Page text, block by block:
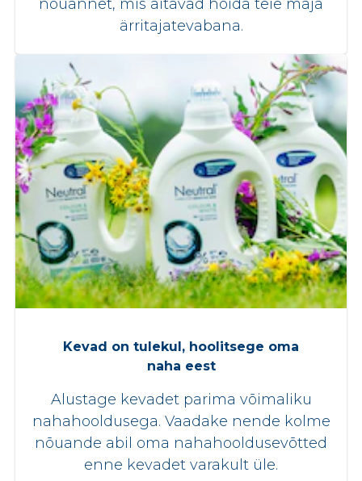
nõuannet, mis aitavad hoida teie maja
ärritajatevabana.
Kevad on tulekul, hoolitsege oma
naha eest
Alustage kevadet parima võimaliku
nahahooldusega. Vaadake nende kolme
nõuande abil oma nahahooldusevõtted
enne kevadet varakult üle.